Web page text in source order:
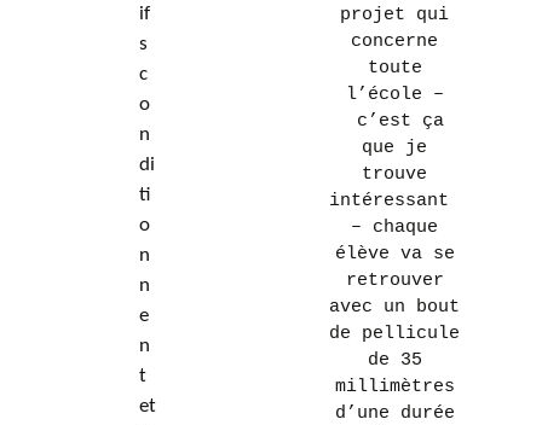
if
s
c
o
n
di
ti
o
n
n
e
n
t
et
projet qui
concerne
toute
l’école –
c’est ça
que je
trouve
intéressant
– chaque
élève va se
retrouver
avec un bout
de pellicule
de 35
millimètres
d’une durée